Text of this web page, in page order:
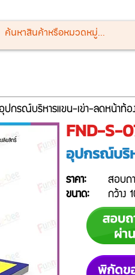
ปกรณ์บริหารแขน-เข่า-ลดหน้าท้อ
FND-S-
อุปกรณ์บริ
ราคา:
สอบถ
ขนาด:
กว้าง